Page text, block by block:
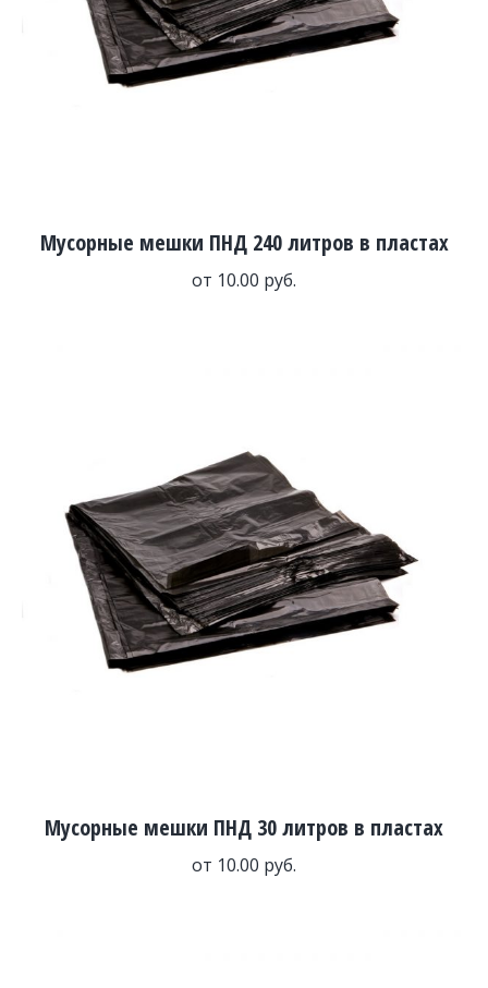
Мусорные мешки ПНД 240 литров в пластах
от 10.00 руб.
Мусорные мешки ПНД 30 литров в пластах
от 10.00 руб.